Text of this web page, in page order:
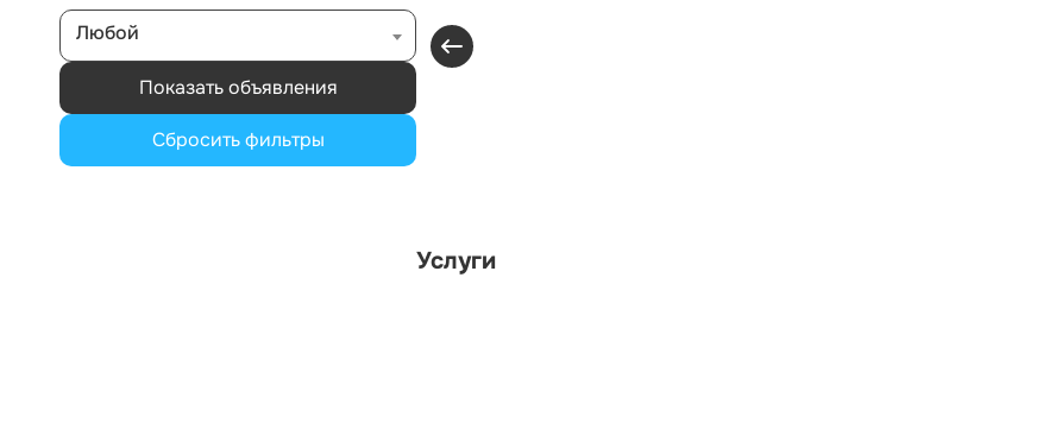
Любой
Показать объявления
Сбросить фильтры
Услуги